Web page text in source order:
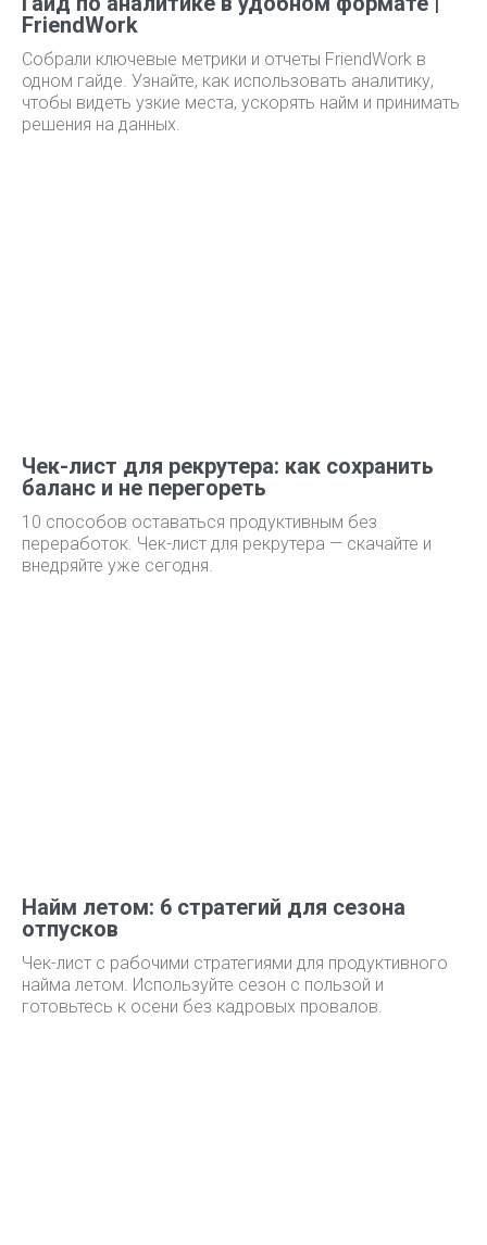
FriendWork
Собрали ключевые метрики и отчеты FriendWork в
одном гайде. Узнайте, как использовать аналитику,
чтобы видеть узкие места, ускорять найм и принимать
решения на данных.
Чек-лист для рекрутера: как сохранить
баланс и не перегореть
10 способов оставаться продуктивным без
переработок. Чек-лист для рекрутера — скачайте и
внедряйте уже сегодня.
Найм летом: 6 стратегий для сезона
отпусков
Чек-лист с рабочими стратегиями для продуктивного
найма летом. Используйте сезон с пользой и
готовьтесь к осени без кадровых провалов.